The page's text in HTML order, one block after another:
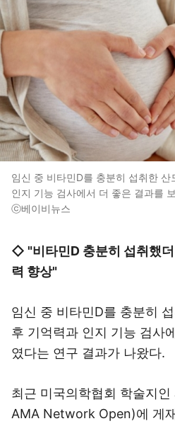
임신 중 비타민D를 충분히 섭취한
인지 기능 검사에서 더 좋은 결과를
ⓒ베이비뉴스
◇ "비타민D 충분히 섭취했
력 향상"
임신 중 비타민D를 충분히
후 기억력과 인지 기능 검사
였다는 연구 결과가 나왔다.
최근 미국의학협회 학술지
AMA Network Open)에 게